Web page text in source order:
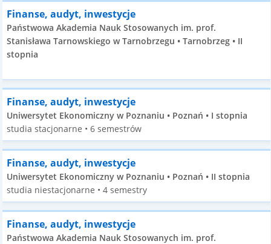
Finanse, audyt, inwestycje
Państwowa Akademia Nauk Stosowanych im. prof.
Stanisława Tarnowskiego w Tarnobrzegu • Tarnobrzeg • II
stopnia
Finanse, audyt, inwestycje
Uniwersytet Ekonomiczny w Poznaniu • Poznań • I stopnia
studia stacjonarne • 6 semestrów
Finanse, audyt, inwestycje
Uniwersytet Ekonomiczny w Poznaniu • Poznań • II stopnia
studia niestacjonarne • 4 semestry
Finanse, audyt, inwestycje
Państwowa Akademia Nauk Stosowanych im. prof.